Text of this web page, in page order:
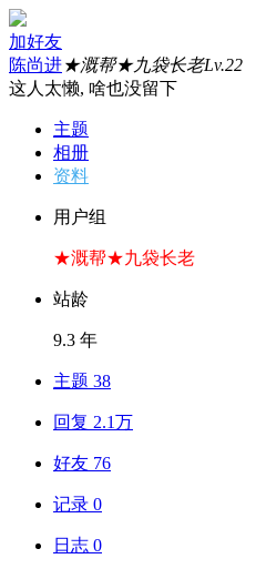
加好友
陈尚进★溉帮★九袋长老Lv.22
这人太懒, 啥也没留下
主题
相册
资料
用户组
★溉帮★九袋长老
站龄
9.3 年
主题 38
回复 2.1万
好友 76
记录 0
日志 0